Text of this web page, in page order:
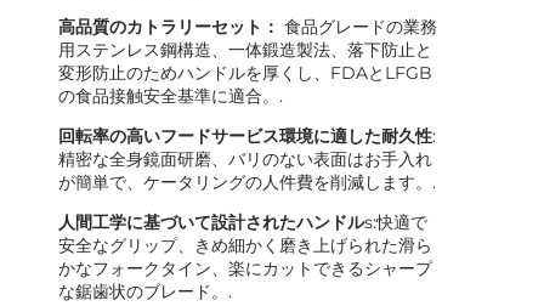
高品質のカトラリーセット： 食品グレードの業務
用ステンレス鋼構造、一体鍛造製法、落下防止と
変形防止のためハンドルを厚くし、FDAとLFGB
の食品接触安全基準に適合。.
回転率の高いフードサービス環境に適した耐久性:
精密な全身鏡面研磨、バリのない表面はお手入れ
が簡単で、ケータリングの人件費を削減します。.
人間工学に基づいて設計されたハンドルs:快適で
安全なグリップ、きめ細かく磨き上げられた滑ら
かなフォークタイン、楽にカットできるシャープ
な鋸歯状のブレード。.